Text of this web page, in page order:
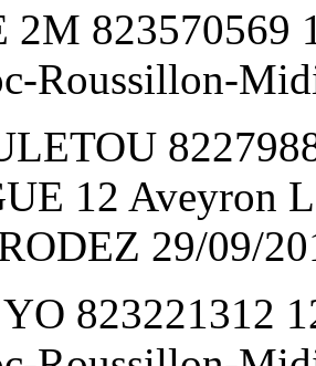
2M 823570569
Roussillon-
12 Aveyron
29/09/
823221312